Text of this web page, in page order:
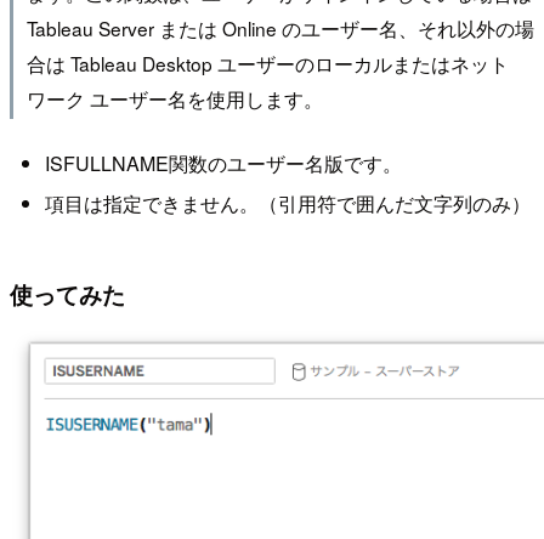
Tableau Server または Online のユーザー名、それ以外の場
合は Tableau Desktop ユーザーのローカルまたはネット
ワーク ユーザー名を使用します。
ISFULLNAME関数のユーザー名版です。
項目は指定できません。（引用符で囲んだ文字列のみ）
使ってみた